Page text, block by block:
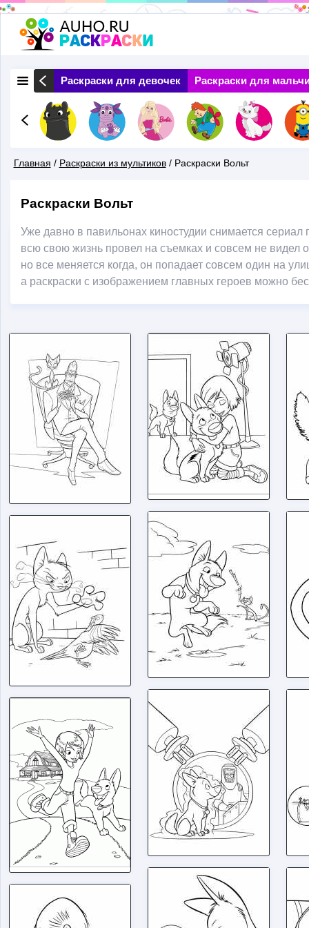
Перейти
к
основному
содержанию
Природа Раскраски для девочек Раскраски для
Здесь
Главная / Раскраски из мультиков / Раскраски Вольт
Раскраски Вольт
Уже давно в павильонах киностудии снимается
всю свою жизнь провел на съемках и совсем не видел
но все меняется когда, он попадает совсем один на
а раскраски с изображением главных героев можно